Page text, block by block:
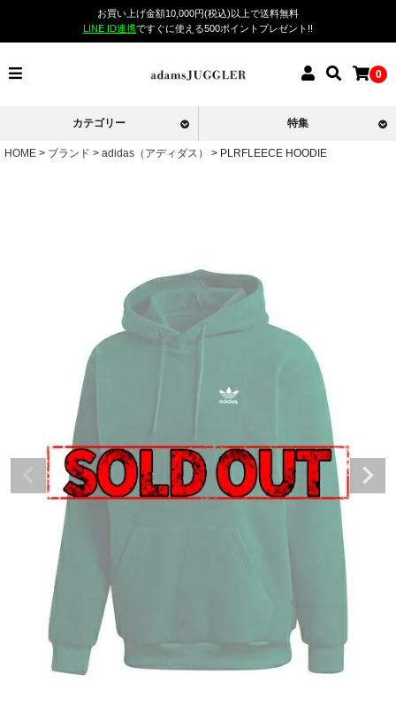
お買い上げ金額10,000円(税込)以上で送料無料
LINE ID連携ですぐに使える500ポイントプレゼント!!
0
カテゴリー 特集
HOME ブランド adidas（アディダス） PLRFLEECE HOODIE